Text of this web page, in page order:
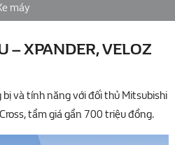
máy
– XPANDER, VELOZ
bị và tính năng với đối thủ Mitsubishi
tầm giá gần 700 triệu đồng.